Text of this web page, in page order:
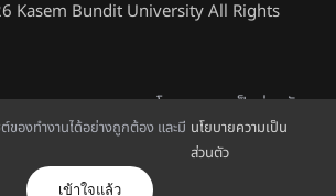
Kasem Bundit University All Rights
นโยบายความเป็นส่วนตัว
ต์ของทำงานได้อย่างถูกต้อง และมี นโยบายความเป็น
ส่วนตัว
เข้าใจแล้ว
English(อังกฤษ)